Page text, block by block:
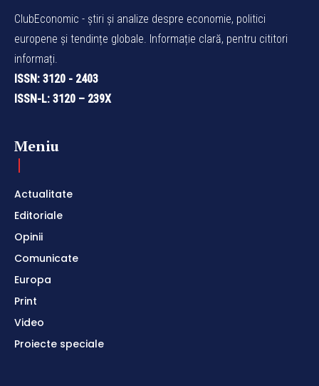
ClubEconomic - știri și analize despre economie, politici
europene și tendințe globale. Informație clară, pentru cititori
informați.
ISSN: 3120 - 2403
ISSN-L: 3120 – 239X
Meniu
Actualitate
Editoriale
Opinii
Comunicate
Europa
Print
Video
Proiecte speciale